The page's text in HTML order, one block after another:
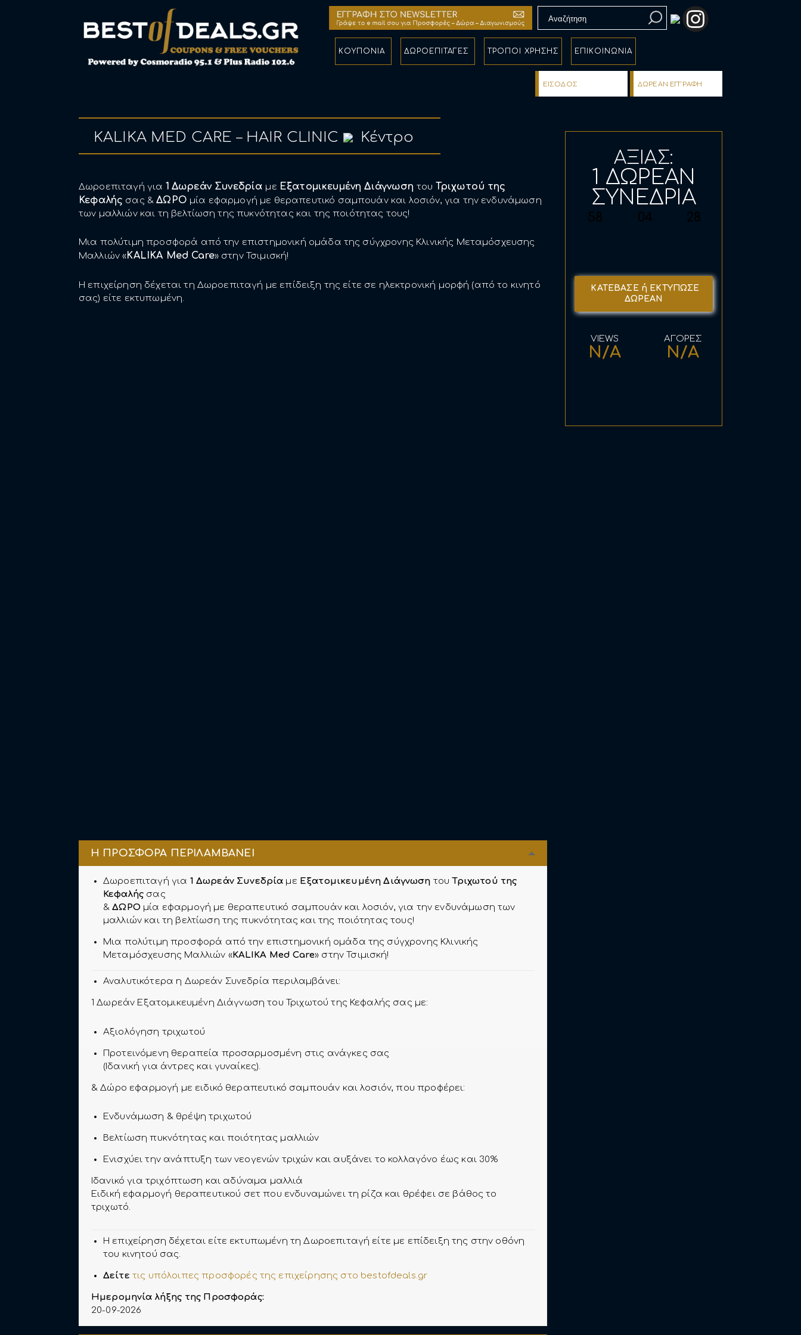
ΚΟΥΠΟΝΙΑ ΔΩΡΟΕΠΙΤΑΓΕΣ ΤΡΟΠΟΙ ΧΡΗΣΗΣ ΕΠΙΚΟΙΝΩΝΙΑ
Search
for:
ΕΙΣOΔΟΣ ΔΩΡΕΑΝ ΕΓΓΡΑΦΗ
KALIKA MED CARE – HAIR CLINIC Κέντρο
Δωροεπιταγή για 1 Δωρεάν Συνεδρία με Εξατομικευμένη Διάγνωση του Τριχωτού της
Κεφαλής σας &ΔΩΡΟ μία εφαρμογή με θεραπευτικό σαμπουάν και λοσιόν, για την ενδυνάμωση
των μαλλιών και τη βελτίωση της πυκνότητας και της ποιότητας τους!
Μια πολύτιμη προσφορά από την επιστημονική ομάδα της σύγχρονης Κλινικής Μεταμόσχευσης
Μαλλιών «KALIKA Med Care» στην Τσιμισκή!
Η επιχείρηση δέχεται τη Δωροεπιταγή με επίδειξη της είτε σε ηλεκτρονική μορφή (από το κινητό
σας) είτε εκτυπωμένη.
Η ΠΡΟΣΦΟΡΑ ΠΕΡΙΛΑΜΒΑΝΕΙ
Δωροεπιταγή για 1 Δωρεάν Συνεδρία με Εξατομικευμένη Διάγνωση του Τριχωτού της
Κεφαλής σας
&ΔΩΡΟμία εφαρμογή με θεραπευτικό σαμπουάν και λοσιόν, για την ενδυνάμωση των
μαλλιών και τη βελτίωση της πυκνότητας και της ποιότητας τους!
Μια πολύτιμη προσφορά από την επιστημονική ομάδα της σύγχρονης Κλινικής
Μεταμόσχευσης Μαλλιών «KALIKA Med Care» στην Τσιμισκή!
Αναλυτικότερα η Δωρεάν Συνεδρία περιλαμβάνει:
1 Δωρεάν Εξατομικευμένη Διάγνωση του Τριχωτού της Κεφαλής σας με:
Αξιολόγηση τριχωτού
Προτεινόμενη θεραπεία προσαρμοσμένη στις ανάγκες σας
(Ιδανική για άντρες και γυναίκες).
& Δώρο εφαρμογή με ειδικό θεραπευτικό σαμπουάν και λοσιόν, που προφέρει:
Ενδυνάμωση & θρέψη τριχωτού
Βελτίωση πυκνότητας και ποιότητας μαλλιών
Ενισχύει την ανάπτυξη των νεογενών τριχών και αυξάνει το κολλαγόνο έως και 30%
Ιδανικό για τριχόπτωση και αδύναμα μαλλιά
Ειδική εφαρμογή θεραπευτικού σετ που ενδυναμώνει τη ρίζα και θρέφει σε βάθος το
τριχωτό.
Η επιχείρηση δέχεται είτε εκτυπωμένη τη Δωροεπιταγή είτε με επίδειξη της στην οθόνη
του κινητού σας.
Δείτε τις υπόλοιπες προσφορές της επιχείρησης στο bestofdeals.gr
Ημερομηνία λήξης της Προσφοράς:
20-09-2026
ΑΞΙΑΣ:
1 ΔΩΡΕΑΝ
ΣΥΝΕΔΡΙΑ
58 04 27
ΚΑΤΕΒΑΣΕ ή ΕΚΤΥΠΩΣΕ
ΔΩΡΕΑΝ
N/A N/A